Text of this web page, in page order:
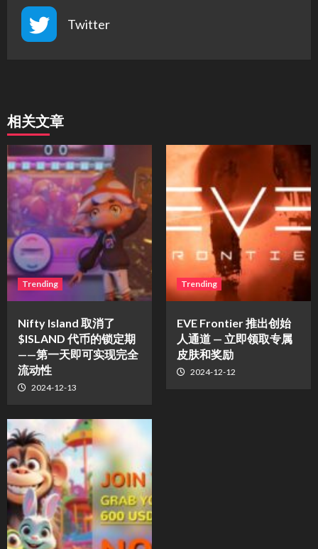
Twitter
相关文章
Trending
Nifty Island 取消了
$ISLAND 代币的锁定期
——第一天即可实现完全
流动性
2024-12-13
Trending
EVE Frontier 推出创始
人通道 — 立即领取专属
皮肤和奖励
2024-12-12